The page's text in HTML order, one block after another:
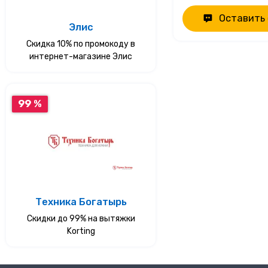
Оставить
Элис
Скидка 10% по промокоду в
интернет-магазине Элис
99 %
Техника Богатырь
Скидки до 99% на вытяжки
Korting